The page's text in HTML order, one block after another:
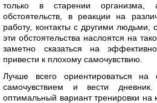
только в старении
обстоятельств, в реакции на
работу, контакты с другими людьми,
эти обстоятельства наслоятся на
заметно сказаться на
привести к плохому самочувствию.
Лучше всего ориентироваться на
самочувствием и вести
оптимальный вариант тренировки на